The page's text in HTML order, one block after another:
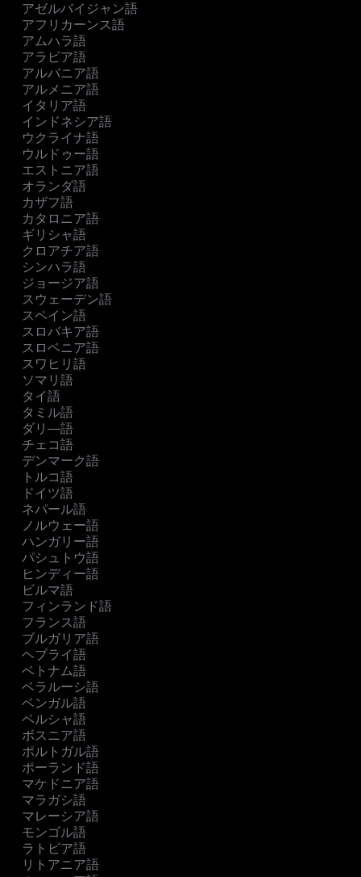
アゼルバイジャン語
アフリカーンス語
アムハラ語
アラビア語
アルバニア語
アルメニア語
イタリア語
インドネシア語
ウクライナ語
ウルドゥー語
エストニア語
オランダ語
カザフ語
カタロニア語
ギリシャ語
クロアチア語
シンハラ語
ジョージア語
スウェーデン語
スペイン語
スロバキア語
スロベニア語
スワヒリ語
ソマリ語
タイ語
タミル語
ダリ―語
チェコ語
デンマーク語
トルコ語
ドイツ語
ネパール語
ノルウェー語
ハンガリー語
パシュトウ語
ヒンディー語
ビルマ語
フィンランド語
フランス語
ブルガリア語
ヘブライ語
ベトナム語
ベラルーシ語
ベンガル語
ペルシャ語
ボスニア語
ポルトガル語
ポーランド語
マケドニア語
マラガシ語
マレーシア語
モンゴル語
ラトビア語
リトアニア語